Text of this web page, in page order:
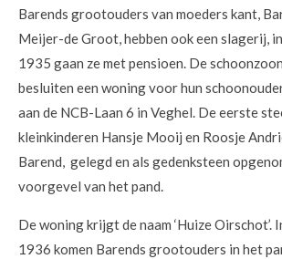
Barends grootouders van moeders kant,
Meijer-de Groot, hebben ook een slagerij,
1935 gaan ze met pensioen. De
besluiten een woning voor hun
aan de NCB-Laan 6 in Veghel. De eerste
kleinkinderen Hansje Mooij en Roosje
Barend, gelegd en als gedenksteen
voorgevel van het pand.
De woning krijgt de naam ‘Huize Oirschot’.
1936 komen Barends grootouders in het